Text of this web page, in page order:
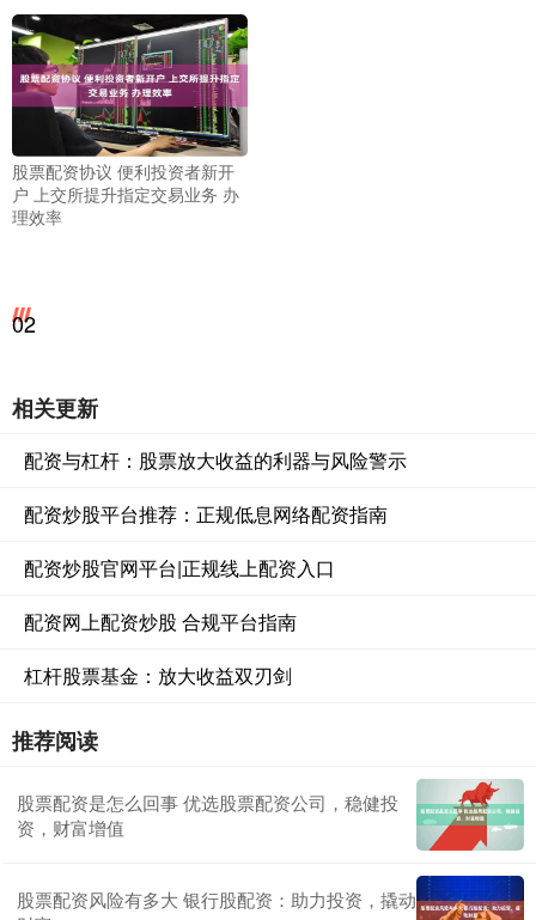
股票配资协议 便利投资者新开
户 上交所提升指定交易业务 办
理效率
02
相关更新
配资与杠杆：股票放大收益的利器与风险警示
配资炒股平台推荐：正规低息网络配资指南
配资炒股官网平台|正规线上配资入口
配资网上配资炒股 合规平台指南
杠杆股票基金：放大收益双刃剑
推荐阅读
股票配资是怎么回事 优选股票配资公司，稳健投
资，财富增值
股票配资风险有多大 银行股配资：助力投资，撬动